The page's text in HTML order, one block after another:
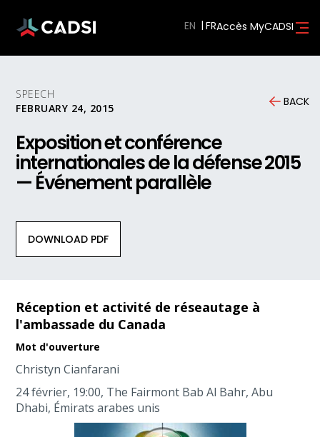
EN Accès MyCADSI
SPEECH
FEBRUARY 24, 2015
BACK
Exposition et conférence
internationales de la défense 2015
— Événement parallèle
DOWNLOAD PDF
Réception et activité de réseautage à
l'ambassade du Canada
Mot d'ouverture
Christyn Cianfarani
24 février, 19:00, The Fairmont Bab Al Bahr, Abu
Dhabi, Émirats arabes unis